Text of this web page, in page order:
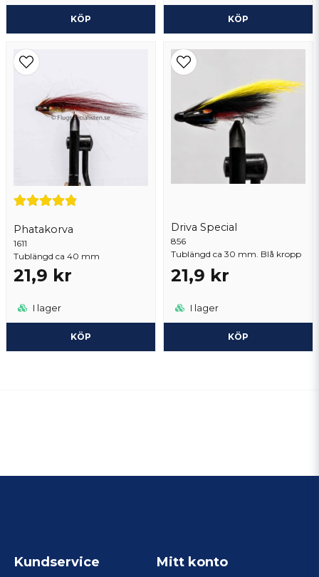
KÖP KÖP
Phatakorva
1611
Tublängd ca 40 mm
21,9 kr
I lager
KÖP
Driva Special
856
Tublängd ca 30 mm. Blå kropp
21,9 kr
I lager
KÖP
Kundservice Mitt konto